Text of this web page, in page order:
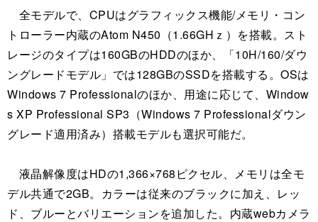
全モデルで、CPUはグラフィックス機能/メモリ・コン
トローラー内蔵のAtom N450（1.66GHｚ）を搭載。スト
レージのタイプは160GBのHDDのほか、「10H/160/ダウ
ングレードモデル」では128GBのSSDを搭載する。OSは
Windows 7 Professionalのほか、用途に応じて、Window
s XP Professional SP3（Windows 7 Professionalダウン
グレード適用済み）搭載モデルも選択可能だ。
液晶解像度はHDの1,366×768ピクセル、メモリは全モ
デル共通で2GB。カラーは従来のブラックに加え、レッ
ド、ブルーとバリエーションを追加した。内蔵webカメラ